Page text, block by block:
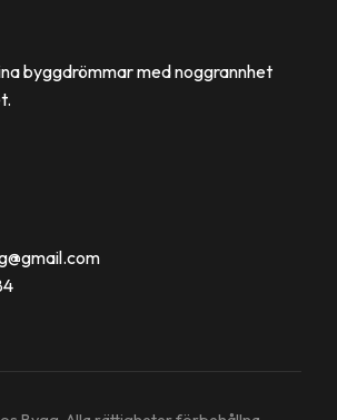
byggdrömmar med noggrannhet